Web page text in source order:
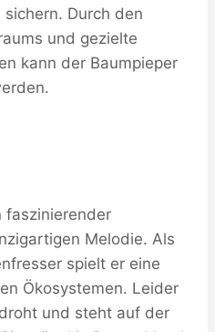
Durch den
und gezielte
kann der Baumpieper
faszinierender
Melodie. Als
spielt er eine
Ökosystemen. Leider
und steht auf der